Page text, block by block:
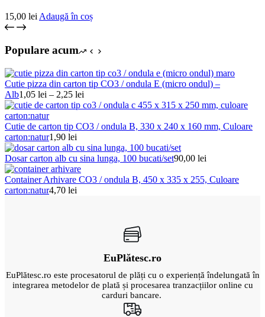
15,00 lei Adaugă în coș
Populare acum
Cutie pizza din carton tip CO3 / ondula E (micro ondul) –
Alb1,05 lei – 2,25 lei
de
1,05 lei
la
2,25 lei
Cutie de carton tip CO3 / ondula B, 330 x 240 x 160 mm, Culoare
carton:natur1,90 lei
Dosar carton alb cu sina lunga, 100 bucati/set90,00 lei
Container Arhivare CO3 / ondula B, 450 x 335 x 255, Culoare
carton:natur4,70 lei
EuPlătesc.ro
EuPlătesc.ro este procesatorul de plăți cu o experiență îndelungată în
integrarea metodelor de plată și procesarea tranzacțiilor online cu
carduri bancare.